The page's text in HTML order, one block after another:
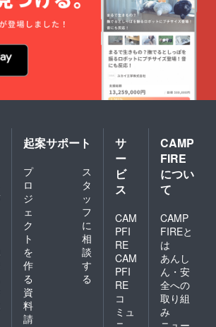
起案サポート
プ
ロ
ジ
ェ
ク
ト
を
作
る
ス
タ
ッ
フ
に
相
談
す
る
資
料
請
サ
ー
ビ
ス
CAM
PFI
RE
CAM
PFI
RE
コ
ミュ
CAMP
FIRE
につい
て
CAMP
FIREと
は
あんし
ん・安
全への
取り組
み